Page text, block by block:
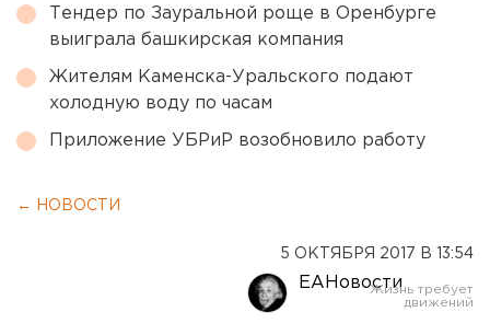
Тендер по Зауральной роще в Оренбурге
выиграла башкирская компания
Жителям Каменска-Уральского подают
холодную воду по часам
Приложение УБРиР возобновило работу
← НОВОСТИ
5 ОКТЯБРЯ 2017 В 13:54
ЕАНовости